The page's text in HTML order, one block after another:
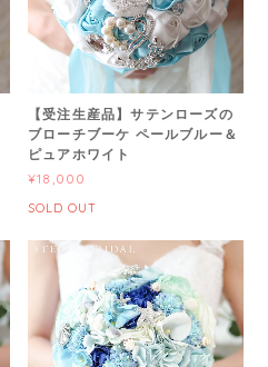
【受注生産品】サテンローズの
ブローチブーケ ペールブルー＆
ピュアホワイト
¥18,000
SOLD OUT